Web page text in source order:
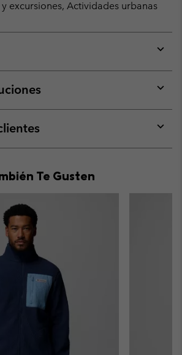
y excursiones, Actividades urbanas
or
or
or
Te Gusten